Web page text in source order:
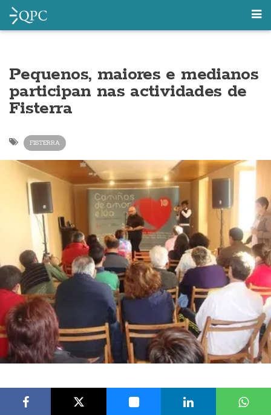
Pequenos, maiores e medianos
participan nas actividades de
Fisterra
FISTERRA